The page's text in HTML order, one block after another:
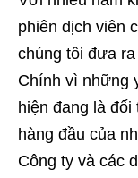
phiên dịch viên
chúng tôi đưa
Chính vì những
hiện đang là
hàng đầu của
Công ty và các